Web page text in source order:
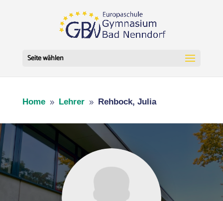
Seite wählen
Home 9 Lehrer 9 Rehbock, Julia